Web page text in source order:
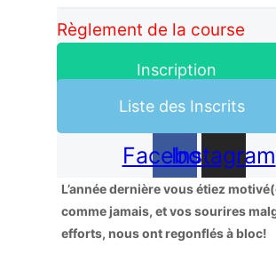
Règlement de la course
Inscription
Liste des Inscrits
Facebook
Instagram
L’année dernière vous étiez
comme jamais, et vos sourires
efforts, nous ont regonflés à bloc!